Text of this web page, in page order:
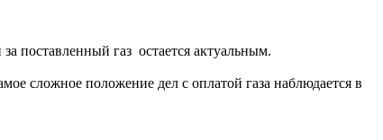
поставленный газ остается актуальным.
сложное положение дел с оплатой газа наблюдается в